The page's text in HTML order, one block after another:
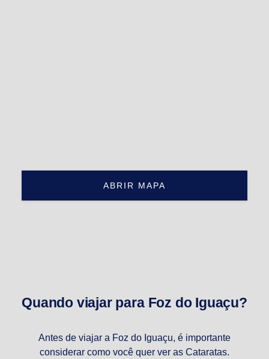
ABRIR MAPA
Quando viajar para Foz do Iguaçu?
Antes de viajar a Foz do Iguaçu, é importante
considerar como você quer ver as Cataratas.